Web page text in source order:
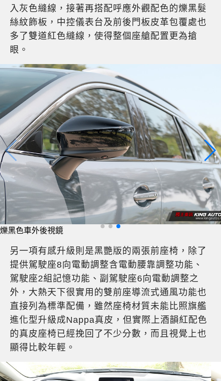
入灰色縫線，接著再搭配呼應外觀配色的爍黑髮
絲紋飾板，中控儀表台及前後門板皮革包覆處也
多了雙道紅色縫線，使得整個座艙配置更為搶
眼。
爍黑色車外後視鏡
另一項有感升級則是黑艷版的兩張前座椅，除了
提供駕駛座8向電動調整含電動腰靠調整功能、
駕駛座2組記憶功能、副駕駛座6向電動調整之
外，大熱天下很實用的雙前座導流式通風功能也
直接列為標準配備，雖然座椅材質未能比照旗艦
進化型升級成Nappa真皮，但實際上酒韻紅配色
的真皮座椅已經挽回了不少分數，而且視覺上也
顯得比較年輕。